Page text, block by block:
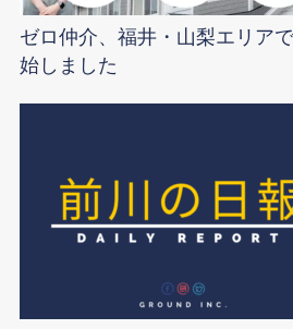
ゼロ仲介、福井・山梨エリア
始しました